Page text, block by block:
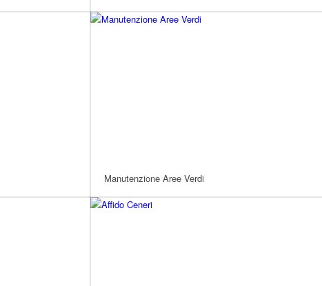
Manutenzione Aree Verdi